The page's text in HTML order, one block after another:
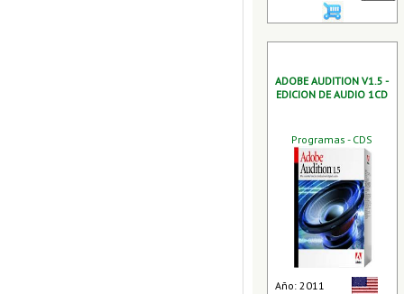
ADOBE AUDITION V1.5 -
EDICION DE AUDIO 1CD
Programas - CDS
Año: 2011